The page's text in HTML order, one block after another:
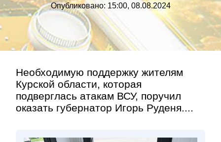
Опубликовано: 15:00, 08.08.2024
Необходимую поддержку жителям
Курской области, которая
подверглась атакам ВСУ, поручил
оказать губернатор Игорь Руденя....
Правила
Контакт»